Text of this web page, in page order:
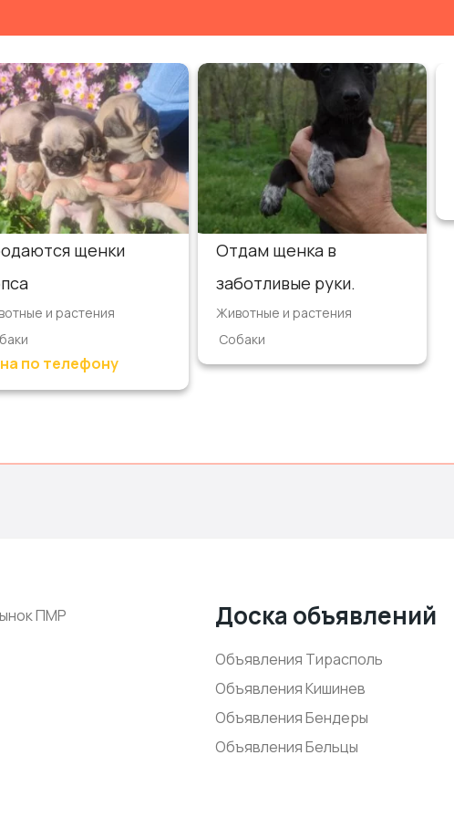
щенки
и растения
по телефону
Отдам щенка в
заботливые руки.
Животные и растения
Собаки
ПМР Доска объявлений
Объявления Тирасполь
Объявления Кишинев
Объявления Бендеры
Объявления Бельцы